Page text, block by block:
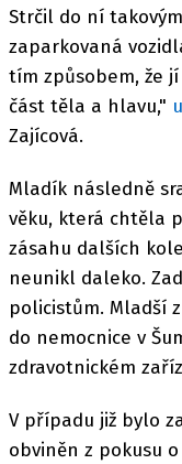
Strčil do ní
zaparkovaná
tím způsobem, že
část těla a hlavu,"
Zajícová.
Mladík následně
věku, která chtěla
zásahu dalších
neunikl daleko.
policistům. Mladší
do nemocnice v
zdravotnickém
V případu již bylo
obviněn z pokusu